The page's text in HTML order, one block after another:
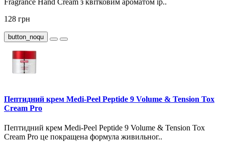
128 грн
button_noqu
Пептидний крем Medi-Peel Peptide 9 Volume & Tension Tox
Cream Pro
Пептидний крем Medi-Peel Peptide 9 Volume & Tension Tox
Cream Pro це покращена формула живильног..